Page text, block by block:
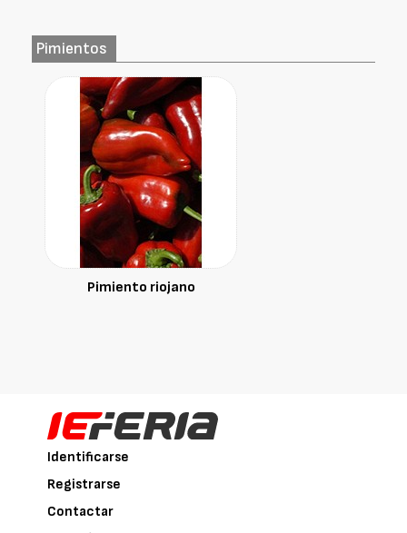
Pimientos
Pimiento riojano
Identificarse
Registrarse
Contactar